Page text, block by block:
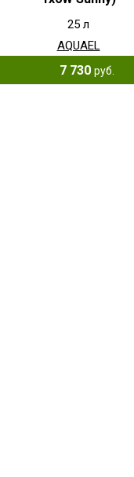
25 л
AQUAEL
7 730 руб.